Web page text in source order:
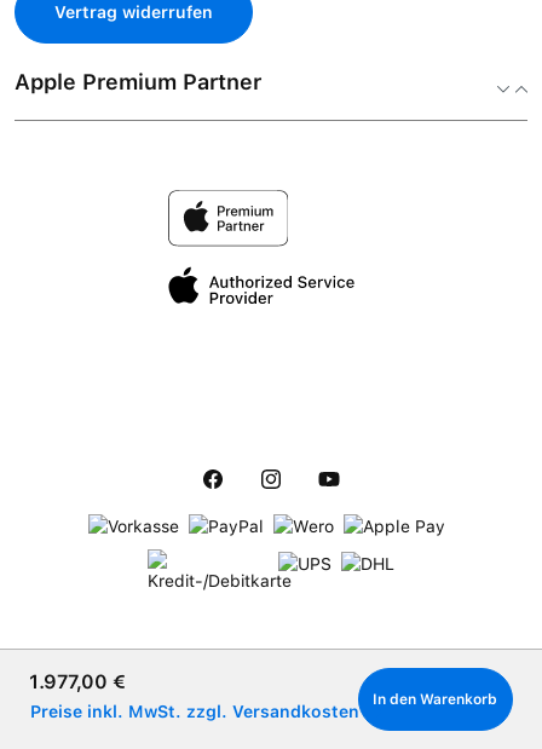
Verkaufspreis:
1.977,00 €
Preise inkl. MwSt. zzgl. Versandkosten
In den Warenkorb
Vertrag widerrufen
Apple Premium Partner